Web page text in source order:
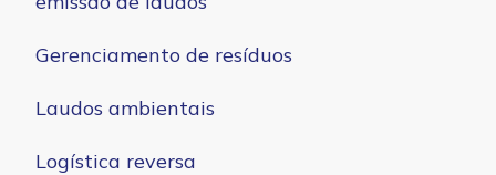
Gerenciamento de resíduos
Laudos ambientais
Logística reversa